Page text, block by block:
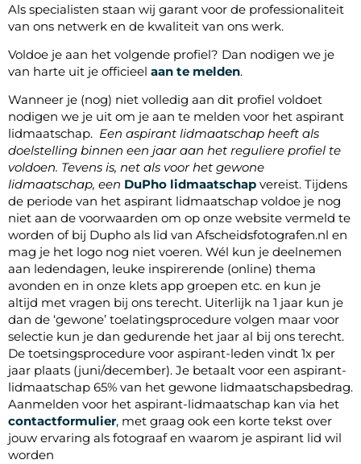
Als specialisten staan wij garant voor de professionaliteit
van ons netwerk en de kwaliteit van ons werk.
Voldoe je aan het volgende profiel? Dan nodigen we je
van harte uit je officieel aan te melden.
Wanneer je (nog) niet volledig aan dit profiel voldoet
nodigen we je uit om je aan te melden voor het aspirant
lidmaatschap. Een aspirant lidmaatschap heeft als
doelstelling binnen een jaar aan het reguliere profiel te
voldoen. Tevens is, net als voor het gewone
lidmaatschap, een DuPho lidmaatschap vereist. Tijdens
de periode van het aspirant lidmaatschap voldoe je nog
niet aan de voorwaarden om op onze website vermeld te
worden of bij Dupho als lid van Afscheidsfotografen.nl en
mag je het logo nog niet voeren. Wél kun je deelnemen
aan ledendagen, leuke inspirerende (online) thema
avonden en in onze klets app groepen etc. en kun je
altijd met vragen bij ons terecht. Uiterlijk na 1 jaar kun je
dan de ‘gewone’ toelatingsprocedure volgen maar voor
selectie kun je dan gedurende het jaar al bij ons terecht.
De toetsingsprocedure voor aspirant-leden vindt 1x per
jaar plaats (juni/december). Je betaalt voor een aspirant-
lidmaatschap 65% van het gewone lidmaatschapsbedrag.
Aanmelden voor het aspirant-lidmaatschap kan via het
contactformulier, met graag ook een korte tekst over
jouw ervaring als fotograaf en waarom je aspirant lid wil
worden